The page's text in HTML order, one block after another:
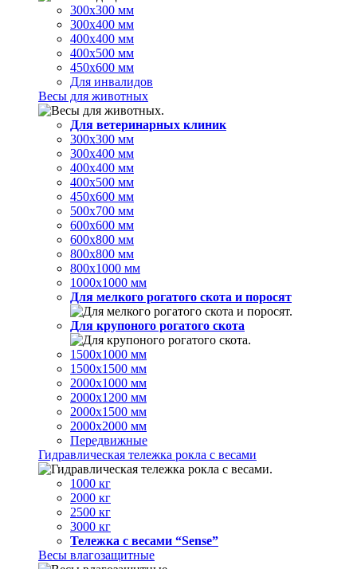
300х300 мм
300х400 мм
400х400 мм
400х500 мм
450х600 мм
Для инвалидов
Весы для животных
Для ветеринарных клиник
300х300 мм
300х400 мм
400х400 мм
400х500 мм
450х600 мм
500х700 мм
600х600 мм
600х800 мм
800х800 мм
800х1000 мм
1000х1000 мм
Для мелкого рогатого скота и поросят
Для крупоного рогатого скота
1500х1000 мм
1500х1500 мм
2000х1000 мм
2000х1200 мм
2000х1500 мм
2000х2000 мм
Передвижные
Гидравлическая тележка рокла с весами
1000 кг
2000 кг
2500 кг
3000 кг
Тележка с весами “Sense”
Весы влагозащитные